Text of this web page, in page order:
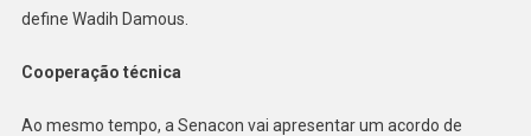
define Wadih Damous.
Cooperação técnica
Ao mesmo tempo, a Senacon vai apresentar um acordo de